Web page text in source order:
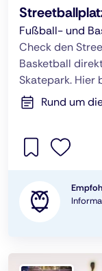
Fußball- und
Check den
Basketball
Skatepark. Hier
Rund um